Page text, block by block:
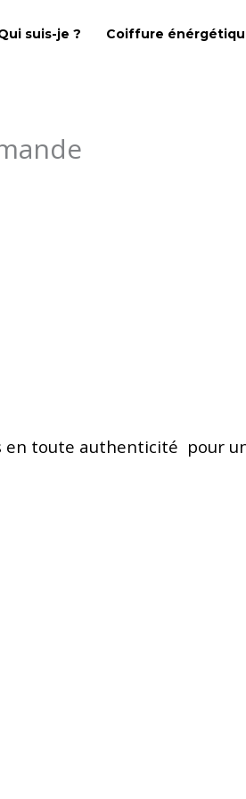
suis-je ? Coiffure
en toute authenticité pour